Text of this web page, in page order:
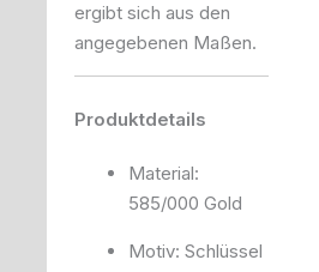
ergibt sich aus den
angegebenen Maßen.
Produktdetails
Material:
585/000 Gold
Motiv: Schlüssel